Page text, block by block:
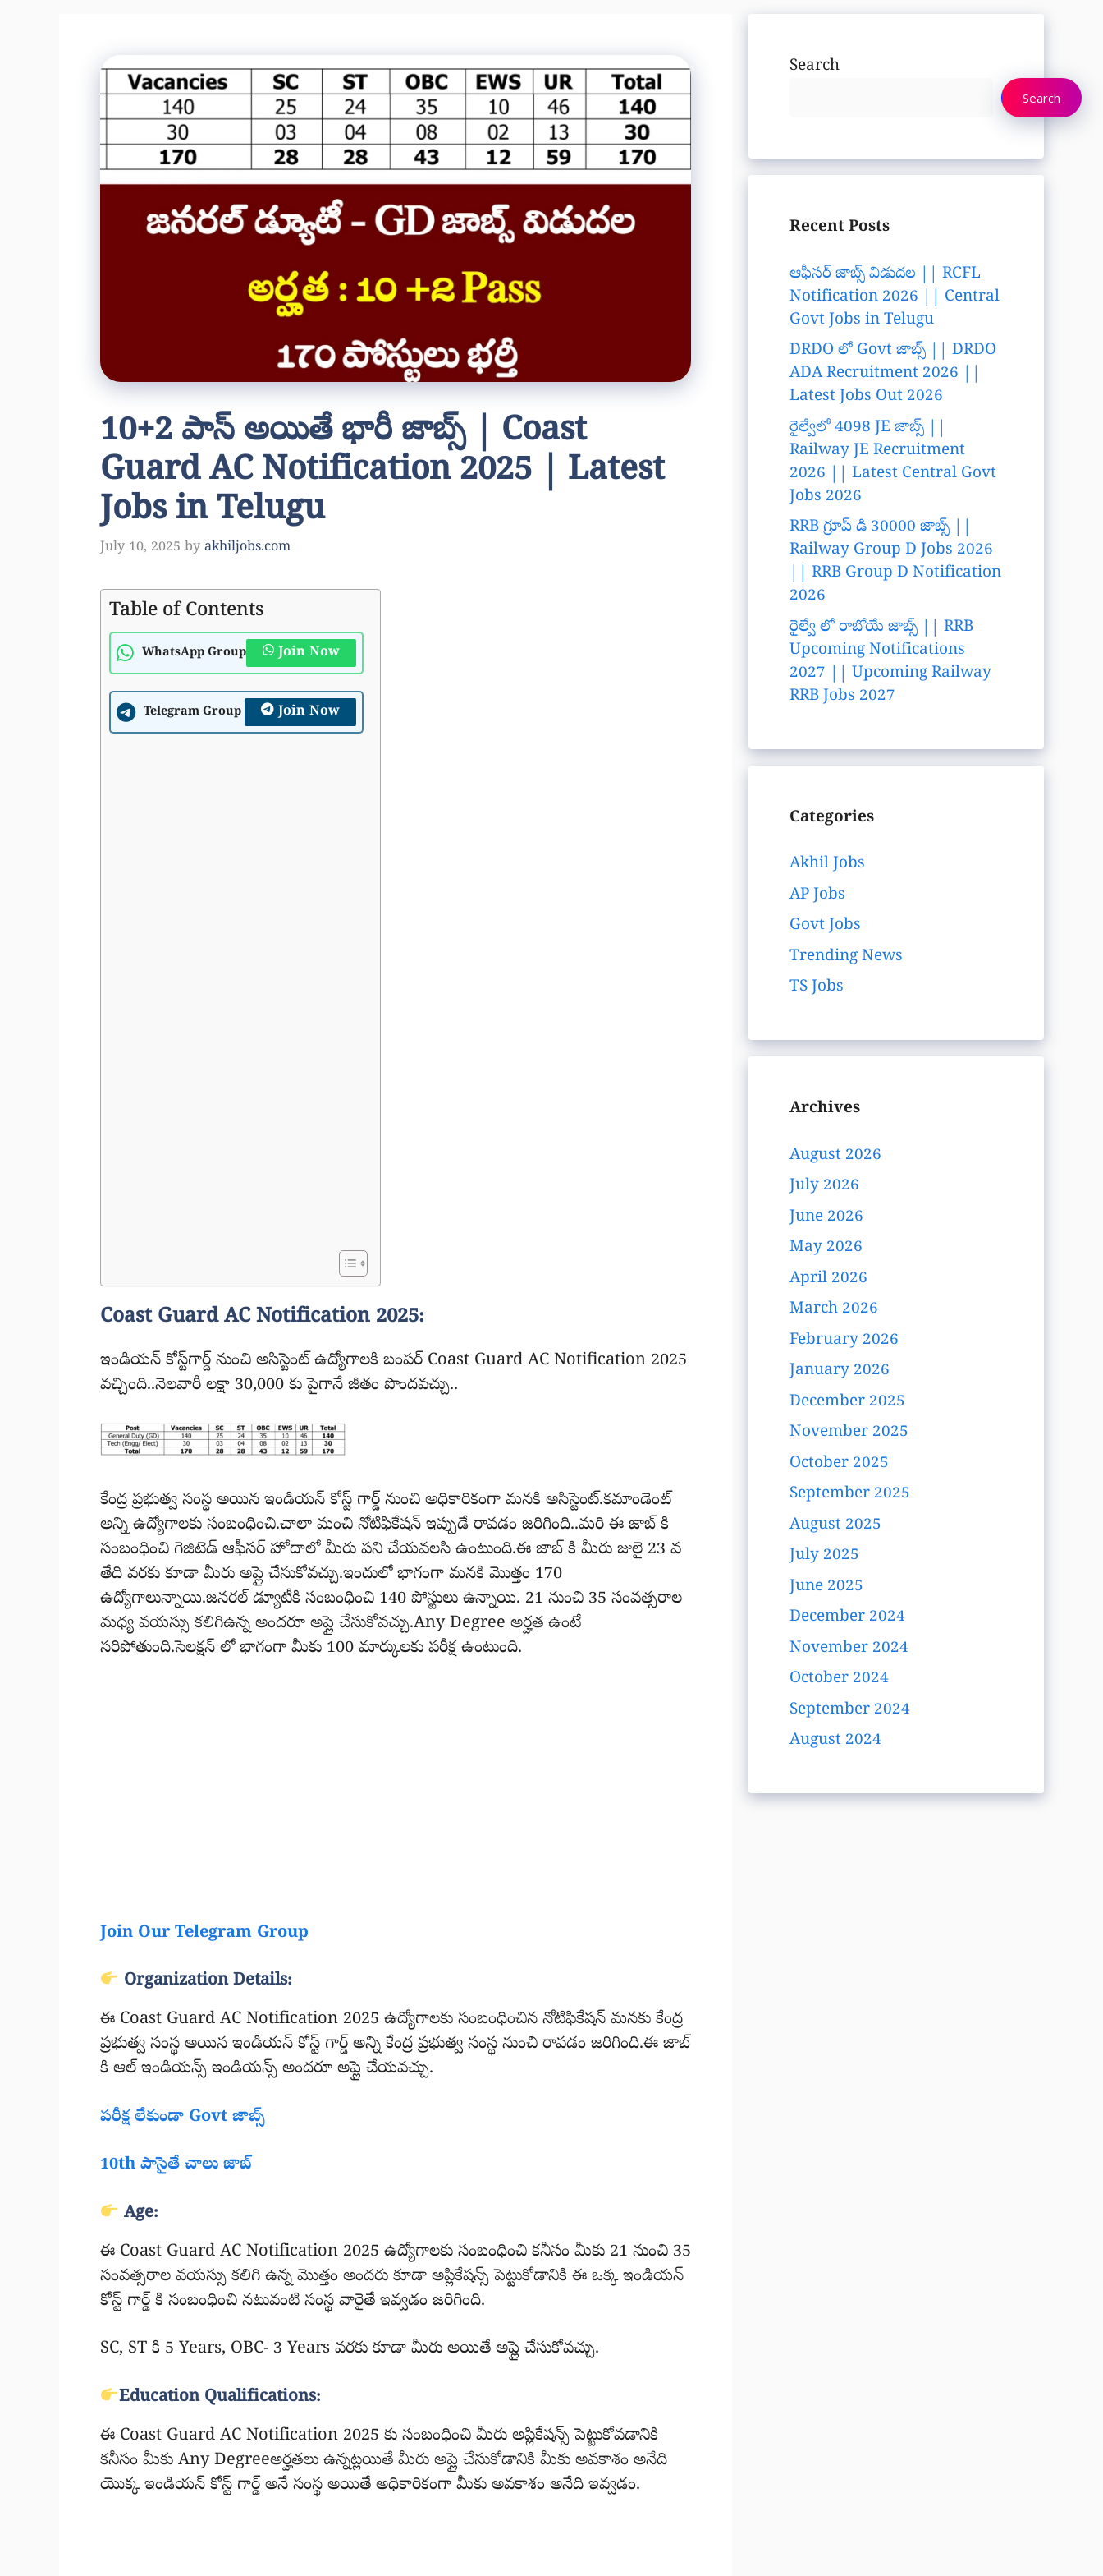
10+2 పాస్ అయితే భారీ జాబ్స్ | Coast
Guard AC Notification 2025 | Latest
Jobs in Telugu
July 10, 2025 by akhiljobs.com
Table of Contents
WhatsApp Group Join Now
Telegram Group Join Now
Coast Guard AC Notification 2025:
ఇండియన్ కోస్ట్‌గార్డ్ నుంచి అసిస్టెంట్ ఉద్యోగాలకి బంపర్ Coast Guard AC Notification 2025
వచ్చింది..నెలవారీ లక్షా 30,000 కు పైగానే జీతం పొందవచ్చు..
కేంద్ర ప్రభుత్వ సంస్థ అయిన ఇండియన్ కోస్ట్ గార్డ్ నుంచి అధికారికంగా మనకి అసిస్టెంట్.కమాండెంట్
అన్ని ఉద్యోగాలకు సంబంధించి.చాలా మంచి నోటిఫికేషన్ ఇప్పుడే రావడం జరిగింది..మరి ఈ జాబ్ కి
సంబంధించి గెజిటెడ్ ఆఫీసర్ హోదాలో మీరు పని చేయవలసి ఉంటుంది.ఈ జాబ్ కి మీరు జులై 23 వ
తేది వరకు కూడా మీరు అప్లై చేసుకోవచ్చు.ఇందులో భాగంగా మనకి మొత్తం 170
ఉద్యోగాలున్నాయి.జనరల్ డ్యూటీకి సంబంధించి 140 పోస్టులు ఉన్నాయి. 21 నుంచి 35 సంవత్సరాల
మధ్య వయస్సు కలిగిఉన్న అందరూ అప్లై చేసుకోవచ్చు.Any Degree అర్హత ఉంటే
సరిపోతుంది.సెలక్షన్ లో భాగంగా మీకు 100 మార్కులకు పరీక్ష ఉంటుంది.
Join Our Telegram Group
Organization Details:
ఈ Coast Guard AC Notification 2025 ఉద్యోగాలకు సంబంధించిన నోటిఫికేషన్ మనకు కేంద్ర
ప్రభుత్వ సంస్థ అయిన ఇండియన్ కోస్ట్ గార్డ్ అన్ని కేంద్ర ప్రభుత్వ సంస్థ నుంచి రావడం జరిగింది.ఈ జాబ్
కి ఆల్ ఇండియన్స్ ఇండియన్స్ అందరూ అప్లై చేయవచ్చు.
పరీక్ష లేకుండా Govt జాబ్స్
10th పాసైతే చాలు జాబ్
Age:
ఈ Coast Guard AC Notification 2025 ఉద్యోగాలకు సంబంధించి కనీసం మీకు 21 నుంచి 35
సంవత్సరాల వయస్సు కలిగి ఉన్న మొత్తం అందరు కూడా అప్లికేషన్స్ పెట్టుకోడానికి ఈ ఒక్క ఇండియన్
కోస్ట్ గార్డ్ కి సంబంధించి నటువంటి సంస్థ వారైతే ఇవ్వడం జరిగింది.
SC, ST కి 5 Years, OBC- 3 Years వరకు కూడా మీరు అయితే అప్లై చేసుకోవచ్చు.
Education Qualifications:
ఈ Coast Guard AC Notification 2025 కు సంబంధించి మీరు అప్లికేషన్స్ పెట్టుకోవడానికి
కనీసం మీకు Any Degreeఅర్హతలు ఉన్నట్లయితే మీరు అప్లై చేసుకోడానికి మీకు అవకాశం అనేది
యొక్క ఇండియన్ కోస్ట్ గార్డ్ అనే సంస్థ అయితే అధికారికంగా మీకు అవకాశం అనేది ఇవ్వడం.
Search
Search
Recent Posts
ఆఫీసర్ జాబ్స్ విడుదల || RCFL
Notification 2026 || Central
Govt Jobs in Telugu
DRDO లో Govt జాబ్స్ || DRDO
ADA Recruitment 2026 ||
Latest Jobs Out 2026
రైల్వేలో 4098 JE జాబ్స్ ||
Railway JE Recruitment
2026 || Latest Central Govt
Jobs 2026
RRB గ్రూప్ డి 30000 జాబ్స్ ||
Railway Group D Jobs 2026
|| RRB Group D Notification
2026
రైల్వే లో రాబోయే జాబ్స్ || RRB
Upcoming Notifications
2027 || Upcoming Railway
RRB Jobs 2027
Categories
Akhil Jobs
AP Jobs
Govt Jobs
Trending News
TS Jobs
Archives
August 2026
July 2026
June 2026
May 2026
April 2026
March 2026
February 2026
January 2026
December 2025
November 2025
October 2025
September 2025
August 2025
July 2025
June 2025
December 2024
November 2024
October 2024
September 2024
August 2024